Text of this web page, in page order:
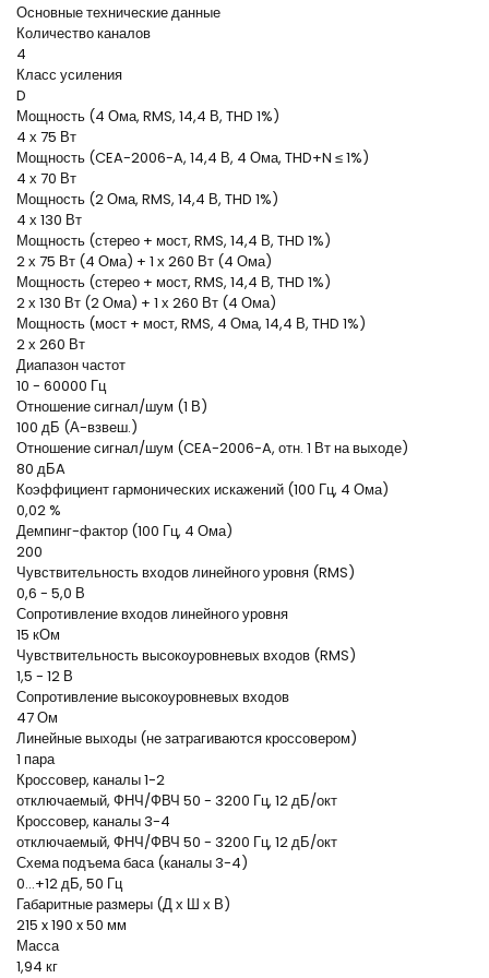
Основные технические данные
Количество каналов
4
Класс усиления
D
Мощность (4 Ома, RMS, 14,4 В, THD 1%)
4 х 75 Вт
Мощность (CEA-2006-A, 14,4 В, 4 Ома, THD+N ≤ 1%)
4 х 70 Вт
Мощность (2 Ома, RMS, 14,4 В, THD 1%)
4 х 130 Вт
Мощность (стерео + мост, RMS, 14,4 В, THD 1%)
2 х 75 Вт (4 Ома) + 1 х 260 Вт (4 Ома)
Мощность (стерео + мост, RMS, 14,4 В, THD 1%)
2 х 130 Вт (2 Ома) + 1 х 260 Вт (4 Ома)
Мощность (мост + мост, RMS, 4 Ома, 14,4 В, THD 1%)
2 х 260 Вт
Диапазон частот
10 - 60000 Гц
Отношение сигнал/шум (1 В)
100 дБ (А-взвеш.)
Отношение сигнал/шум (CEA-2006-A, отн. 1 Вт на выходе)
80 дБA
Коэффициент гармонических искажений (100 Гц, 4 Ома)
0,02 %
Демпинг-фактор (100 Гц, 4 Ома)
200
Чувствительность входов линейного уровня (RMS)
0,6 - 5,0 В
Сопротивление входов линейного уровня
15 кОм
Чувствительность высокоуровневых входов (RMS)
1,5 - 12 В
Сопротивление высокоуровневых входов
47 Ом
Линейные выходы (не затрагиваются кроссовером)
1 пара
Кроссовер, каналы 1-2
отключаемый, ФНЧ/ФВЧ 50 - 3200 Гц, 12 дБ/окт
Кроссовер, каналы 3-4
отключаемый, ФНЧ/ФВЧ 50 - 3200 Гц, 12 дБ/окт
Схема подъема баса (каналы 3-4)
0...+12 дБ, 50 Гц
Габаритные размеры (Д х Ш х В)
215 x 190 x 50 мм
Масса
1,94 кг